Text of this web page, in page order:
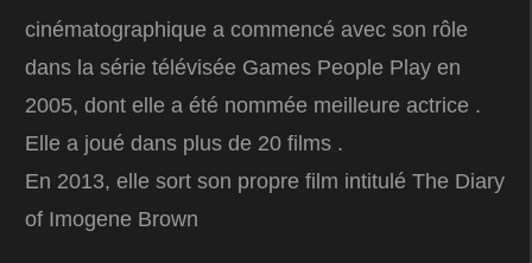
cinématographique a commencé avec son rôle
dans la série télévisée Games People Play en
2005, dont elle a été nommée meilleure actrice .
Elle a joué dans plus de 20 films .
En 2013, elle sort son propre film intitulé The Diary
of Imogene Brown